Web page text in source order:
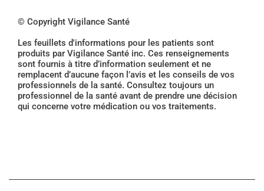
© Copyright Vigilance Santé
Les feuillets d'informations pour les patients sont
produits par Vigilance Santé inc. Ces renseignements
sont fournis à titre d’information seulement et ne
remplacent d’aucune façon l’avis et les conseils de vos
professionnels de la santé. Consultez toujours un
professionnel de la santé avant de prendre une décision
qui concerne votre médication ou vos traitements.